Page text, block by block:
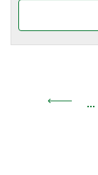
...